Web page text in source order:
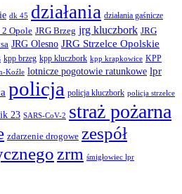
dk 45 działania działania gaśnicze
2 Opole JRG Brzeg jrg kluczbork JRG
JRG Olesno JRG Strzelce Opolskie
kpp brzeg kpp kluczbork kpp krapkowice KPP
Koźle lotnicze pogotowie ratunkowe lpr
policja policja kluczbork policja strzelce
23 SARS-CoV-2 straż pożarna
zdarzenie drogowe zespół
zrm śmigłowiec lpr